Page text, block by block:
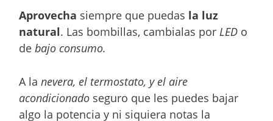
Aprovecha siempre que puedas la luz
natural. Las bombillas, cambialas por LED o
debajo consumo.
A la nevera, el termostato, y el aire
acondicionado seguro que les puedes bajar
algo la potencia y ni siquiera notas la